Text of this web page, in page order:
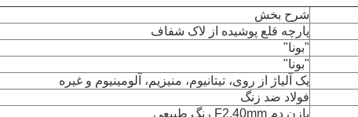
شرح بخش
پارچه قلع پوشیده از لاک شفاف
"بونا"
"بونا"
یک آلیاژ از روی، تیتانیوم، منیزیم، آلومینیوم و غیره
فولاد ضد زنگ
بازن دم F2.40mm رنگ طبیعی